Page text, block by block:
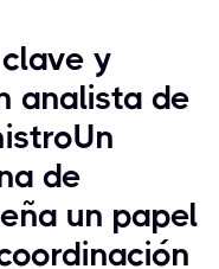
y
analista de
de
un papel